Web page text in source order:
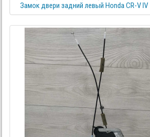
Замок двери задний левый Honda CR-V IV